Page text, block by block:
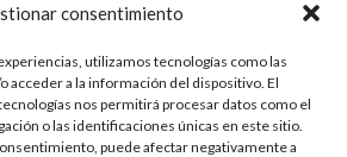
consentimiento
utilizamos tecnologías como las
acceder a la información del dispositivo. El
nos permitirá procesar datos como el
o las identificaciones únicas en este sitio.
puede afectar negativamente a
Tarifa plana de 6€ a toda España
Recogida en Tienda